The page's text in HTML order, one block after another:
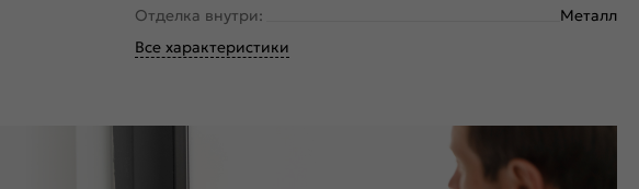
Отделка внутри:
Металл
Все характеристики